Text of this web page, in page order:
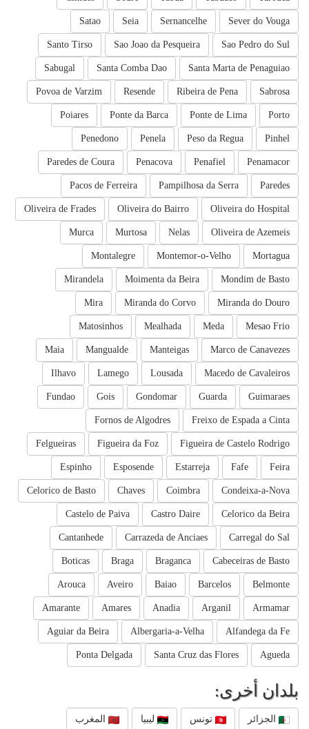
Sever do Vouga
Sernancelhe
Seia
Satao
Sao Pedro do Sul
Sao Joao da Pesqueira
Santo Tirso
Santa Marta de Penaguiao
Santa Comba Dao
Sabugal
Sabrosa
Ribeira de Pena
Resende
Povoa de Varzim
Porto
Ponte de Lima
Ponte da Barca
Poiares
Pinhel
Peso da Regua
Penela
Penedono
Penamacor
Penafiel
Penacova
Paredes de Coura
Paredes
Pampilhosa da Serra
Pacos de Ferreira
Oliveira do Hospital
Oliveira do Bairro
Oliveira de Frades
Oliveira de Azemeis
Nelas
Murtosa
Murca
Mortagua
Montemor-o-Velho
Montalegre
Mondim de Basto
Moimenta da Beira
Mirandela
Miranda do Douro
Miranda do Corvo
Mira
Mesao Frio
Meda
Mealhada
Matosinhos
Marco de Canavezes
Manteigas
Mangualde
Maia
Macedo de Cavaleiros
Lousada
Lamego
Ilhavo
Guimaraes
Guarda
Gondomar
Gois
Fundao
Freixo de Espada a Cinta
Fornos de Algodres
Figueira de Castelo Rodrigo
Figueira da Foz
Felgueiras
Feira
Fafe
Estarreja
Esposende
Espinho
Condeixa-a-Nova
Coimbra
Chaves
Celorico de Basto
Celorico da Beira
Castro Daire
Castelo de Paiva
Carregal do Sal
Carrazeda de Anciaes
Cantanhede
Cabeceiras de Basto
Braganca
Braga
Boticas
Belmonte
Barcelos
Baiao
Aveiro
Arouca
Armamar
Arganil
Anadia
Amares
Amarante
Alfandega da Fe
Albergaria-a-Velha
Aguiar da Beira
Agueda
Santa Cruz das Flores
Ponta Delgada
بلدان أخرى:
الجزائر تونس ليبيا المغرب